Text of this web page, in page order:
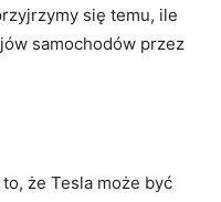
się⁤ temu, ile
samochodów przez
że Tesla może być